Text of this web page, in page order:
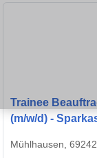
Trainee
(m/w/d) -
Mühlhausen, 69242